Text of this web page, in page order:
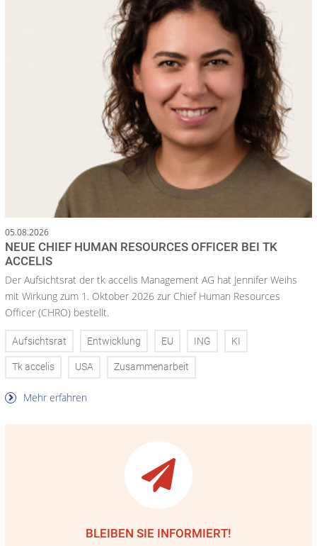
05.08.2026
NEUE CHIEF HUMAN RESOURCES OFFICER BEI TK
ACCELIS
Der Aufsichtsrat der tk accelis Management AG hat Jennifer Weihs
mit Wirkung zum 1. Oktober 2026 zur Chief Human Resources
Officer (CHRO) bestellt.
Aufsichtsrat Entwicklung EU ING KI
Tk accelis USA Zusammenarbeit
Mehr erfahren
BLEIBEN SIE INFORMIERT!